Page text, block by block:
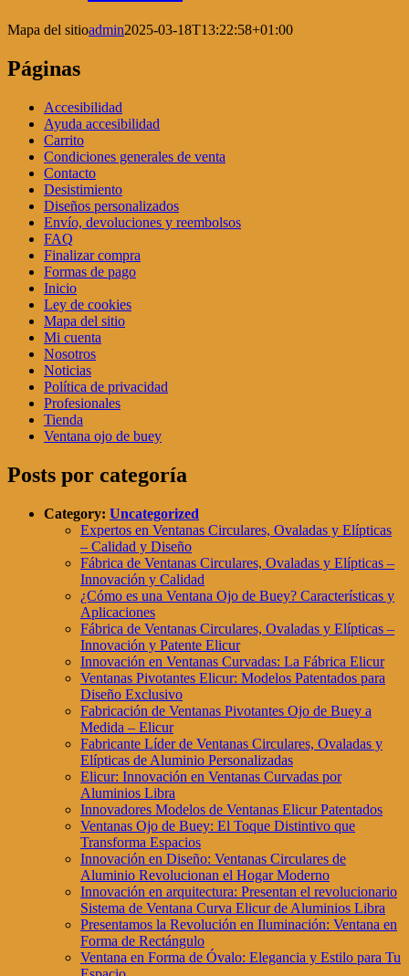
Mapa del sitioadmin2025-03-18T13:22:58+01:00
Páginas
Accesibilidad
Ayuda accesibilidad
Carrito
Condiciones generales de venta
Contacto
Desistimiento
Diseños personalizados
Envío, devoluciones y reembolsos
FAQ
Finalizar compra
Formas de pago
Inicio
Ley de cookies
Mapa del sitio
Mi cuenta
Nosotros
Noticias
Política de privacidad
Profesionales
Tienda
Ventana ojo de buey
Posts por categoría
Category: Uncategorized
Expertos en Ventanas Circulares, Ovaladas y Elípticas
– Calidad y Diseño
Fábrica de Ventanas Circulares, Ovaladas y Elípticas –
Innovación y Calidad
¿Cómo es una Ventana Ojo de Buey? Características y
Aplicaciones
Fábrica de Ventanas Circulares, Ovaladas y Elípticas –
Innovación y Patente Elicur
Innovación en Ventanas Curvadas: La Fábrica Elicur
Ventanas Pivotantes Elicur: Modelos Patentados para
Diseño Exclusivo
Fabricación de Ventanas Pivotantes Ojo de Buey a
Medida – Elicur
Fabricante Líder de Ventanas Circulares, Ovaladas y
Elípticas de Aluminio Personalizadas
Elicur: Innovación en Ventanas Curvadas por
Aluminios Libra
Innovadores Modelos de Ventanas Elicur Patentados
Ventanas Ojo de Buey: El Toque Distintivo que
Transforma Espacios
Innovación en Diseño: Ventanas Circulares de
Aluminio Revolucionan el Hogar Moderno
Innovación en arquitectura: Presentan el revolucionario
Sistema de Ventana Curva Elicur de Aluminios Libra
Presentamos la Revolución en Iluminación: Ventana en
Forma de Rectángulo
Ventana en Forma de Óvalo: Elegancia y Estilo para Tu